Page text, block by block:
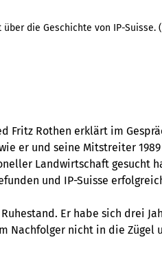
die Geschichte von IP-Suisse.
Fritz Rothen erklärt im
er und seine Mitstreiter
Landwirtschaft gesucht
und IP-Suisse
Er habe sich drei
Nachfolger nicht in die Zügel